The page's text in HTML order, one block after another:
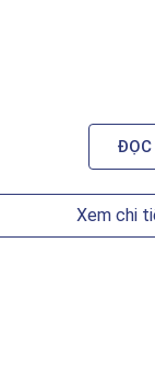
ĐỌC
Xem chi